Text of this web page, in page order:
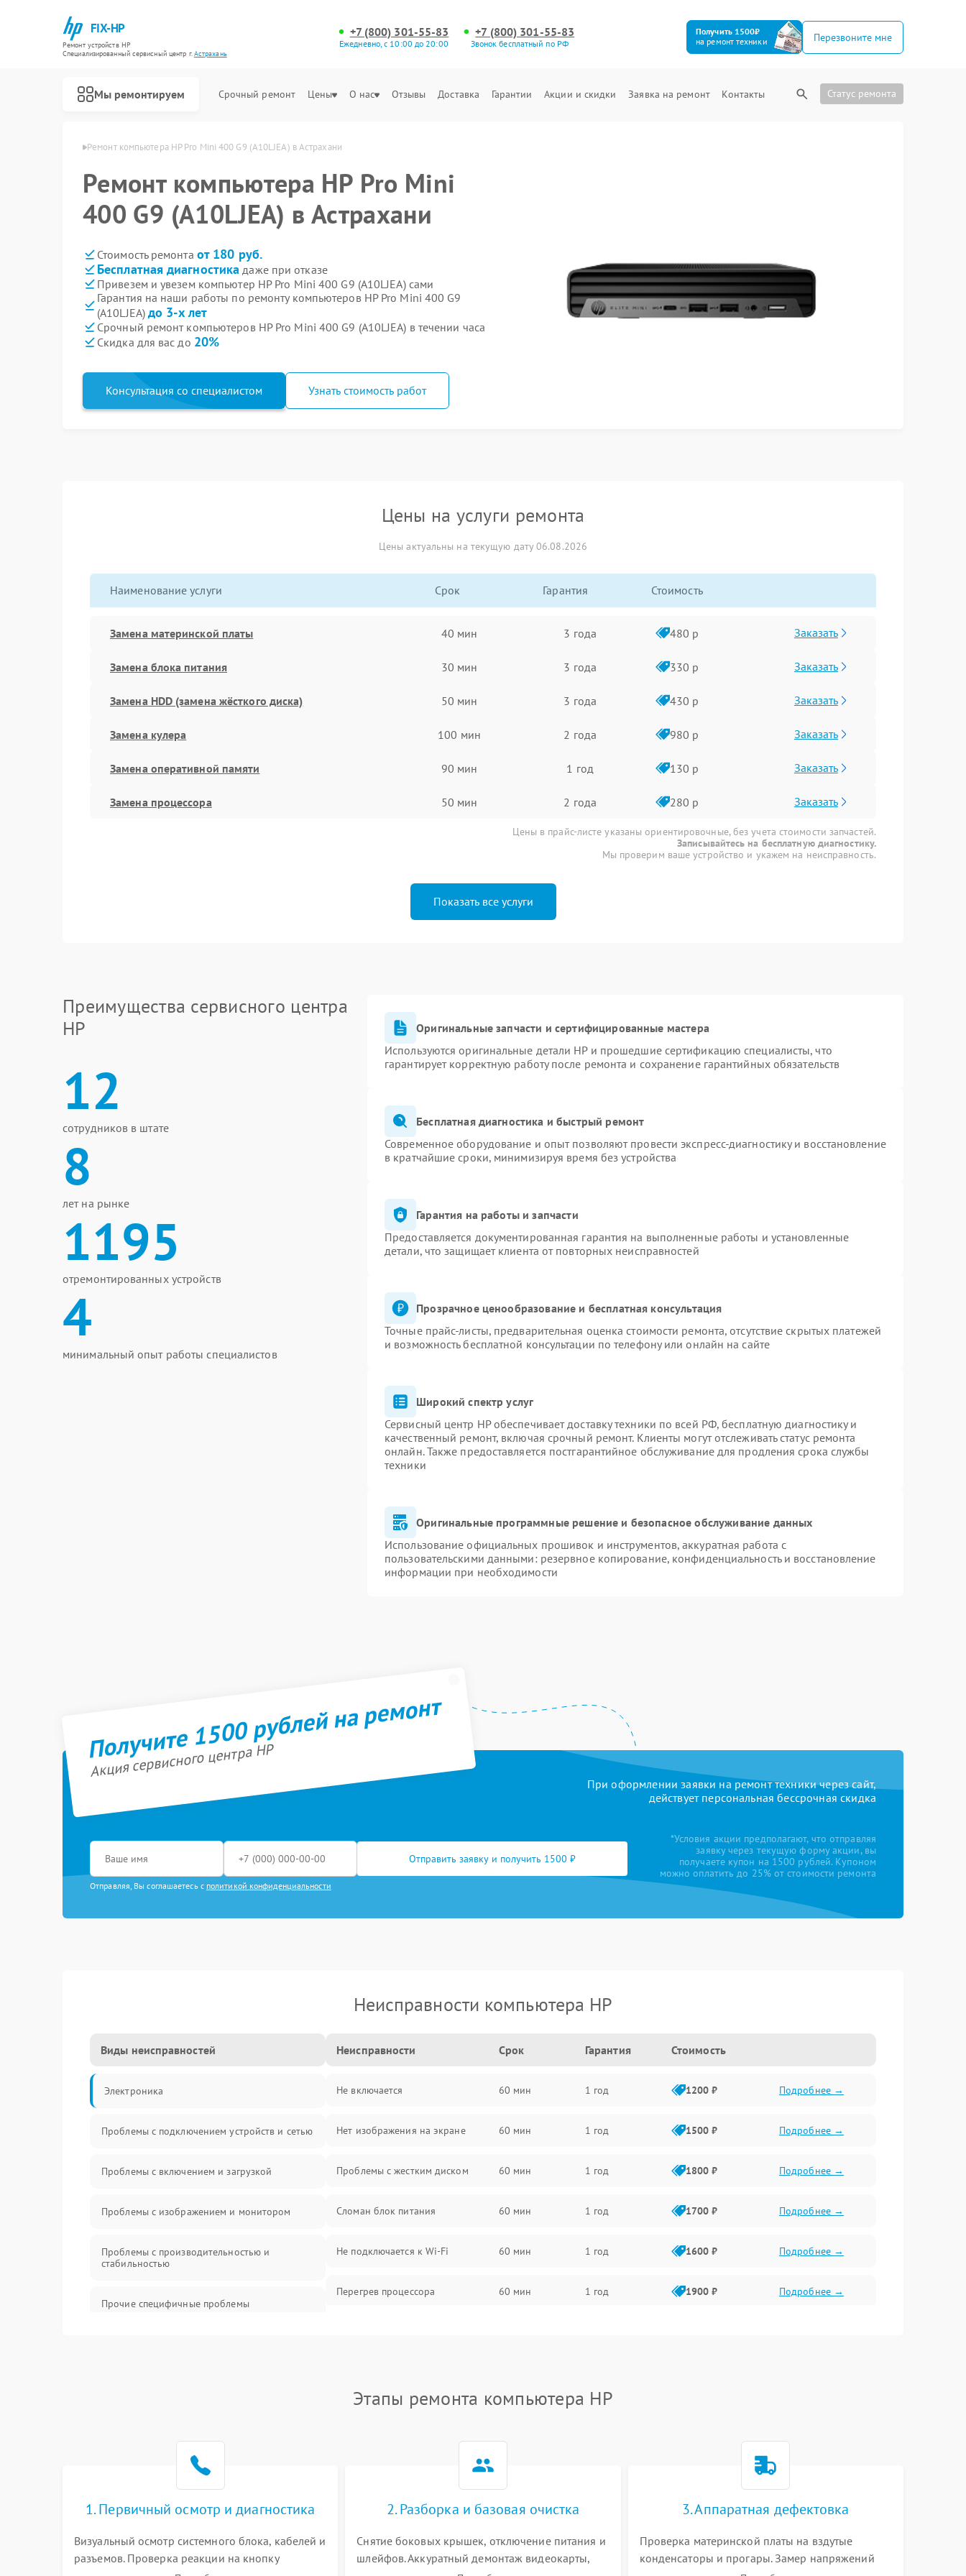
FIX-HP
Ремонт устройств HP
Специализированный cервисный центр г.Астрахань
+7 (800) 301-55-83
Ежедневно, с 10:00 до 20:00
+7 (800) 301-55-83
Звонок бесплатный по РФ
Получить 1500₽
на ремонт техники
Перезвоните мне
Мы ремонтируем Срочный ремонт Цены О нас Отзывы Доставка Гарантии Акции и скидки Заявка на ремонт Контакты Статус ремонта
HP в Астрахани Ремонт компьютера HP Pro Mini 400 G9 (A10LJEA) в Астрахани
Ремонт компьютера HP Pro Mini
400 G9 (A10LJEA) в Астрахани
Стоимость ремонта от 180 руб.
Бесплатная диагностика даже при отказе
Привезем и увезем компьютер HP Pro Mini 400 G9 (A10LJEA) сами
Гарантия на наши работы по ремонту компьютеров HP Pro Mini 400 G9
(A10LJEA) до 3-х лет
Срочный ремонт компьютеров HP Pro Mini 400 G9 (A10LJEA) в течении часа
Скидка для вас до 20%
Консультация со специалистом Узнать стоимость работ
Цены на услуги ремонта
Цены актуальны на текущую дату 06.08.2026
Наименование услуги Срок Гарантия Стоимость
Замена материнской платы 40 мин 3 года 480 р Заказать
Замена блока питания 30 мин 3 года 330 р Заказать
Замена HDD (замена жёсткого диска) 50 мин 3 года 430 р Заказать
Замена кулера 100 мин 2 года 980 р Заказать
Замена оперативной памяти 90 мин 1 год 130 р Заказать
Замена процессора 50 мин 2 года 280 р Заказать
Цены в прайс-листе указаны ориентировочные, без учета стоимости запчастей.
Записывайтесь на бесплатную диагностику.
Мы проверим ваше устройство и укажем на неисправность.
Показать все услуги
Преимущества сервисного центра
HP
12
сотрудников в штате
8
лет на рынке
1195
отремонтированных устройств
4
минимальный опыт работы специалистов
Оригинальные запчасти и сертифицированные мастера
Используются оригинальные детали HP и прошедшие сертификацию специалисты, что
гарантирует корректную работу после ремонта и сохранение гарантийных обязательств
Бесплатная диагностика и быстрый ремонт
Современное оборудование и опыт позволяют провести экспресс-диагностику и восстановление
в кратчайшие сроки, минимизируя время без устройства
Гарантия на работы и запчасти
Предоставляется документированная гарантия на выполненные работы и установленные
детали, что защищает клиента от повторных неисправностей
Прозрачное ценообразование и бесплатная консультация
Точные прайс-листы, предварительная оценка стоимости ремонта, отсутствие скрытых платежей
и возможность бесплатной консультации по телефону или онлайн на сайте
Широкий спектр услуг
Сервисный центр HP обеспечивает доставку техники по всей РФ, бесплатную диагностику и
качественный ремонт, включая срочный ремонт. Клиенты могут отслеживать статус ремонта
онлайн. Также предоставляется постгарантийное обслуживание для продления срока службы
техники
Оригинальные программные решение и безопасное обслуживание данных
Использование официальных прошивок и инструментов, аккуратная работа с
пользовательскими данными: резервное копирование, конфиденциальность и восстановление
информации при необходимости
Получите 1500 рублей на ремонт
Акция сервисного центра HP
При оформлении заявки на ремонт техники через сайт,
действует персональная бессрочная скидка
Отправить заявку и получить 1500 ₽
Отправляя, Вы соглашаетесь с политикой конфиденциальности
*Условия акции предполагают, что отправляя
заявку через текущую форму акции, вы
получаете купон на 1500 рублей. Купоном
можно оплатить до 25% от стоимости ремонта
Неисправности компьютера HP
Виды неисправностей
Электроника
Проблемы с подключением устройств и сетью
Проблемы с включением и загрузкой
Проблемы с изображением и монитором
Проблемы с производительностью и
стабильностью
Прочие специфичные проблемы
Неисправности Срок Гарантия Стоимость
Не включается 60 мин 1 год 1200 ₽ Подробнее →
Нет изображения на экране 60 мин 1 год 1500 ₽ Подробнее →
Проблемы с жестким диском 60 мин 1 год 1800 ₽ Подробнее →
Сломан блок питания 60 мин 1 год 1700 ₽ Подробнее →
Не подключается к Wi-Fi 60 мин 1 год 1600 ₽ Подробнее →
Перегрев процессора 60 мин 1 год 1900 ₽ Подробнее →
Ошибки в работе оперативной
Не распознается USB-порт 60 мин 1300 ₽ Подробнее →
Этапы ремонта компьютера HP
1. Первичный осмотр и диагностика
Визуальный осмотр системного блока, кабелей и
разъемов. Проверка реакции на кнопку
2. Разборка и базовая очистка
Снятие боковых крышек, отключение питания и
шлейфов. Аккуратный демонтаж видеокарты,
3. Аппаратная дефектовка
Проверка материнской платы на вздутые
конденсаторы и прогары. Замер напряжений